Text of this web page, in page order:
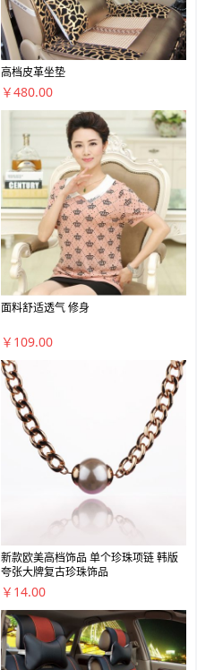
高档皮革坐垫
￥480.00
面料舒适透气 修身
￥109.00
新款欧美高档饰品 单个珍珠项链 韩版
夸张大牌复古珍珠饰品
￥14.00